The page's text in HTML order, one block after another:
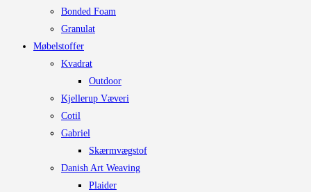
Bonded Foam
Granulat
Møbelstoffer
Kvadrat
Outdoor
Kjellerup Væveri
Cotil
Gabriel
Skærmvægstof
Danish Art Weaving
Plaider